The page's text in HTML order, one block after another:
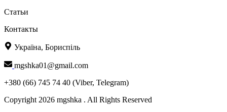
Статьи
Контакты
Україна, Бориспіль
mgshka01@gmail.com
+380 (66) 745 74 40 (Viber, Telegram)
Copyright 2026 mgshka . All Rights Reserved